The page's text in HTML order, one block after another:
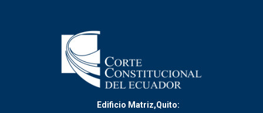
Edificio Matriz,Quito: